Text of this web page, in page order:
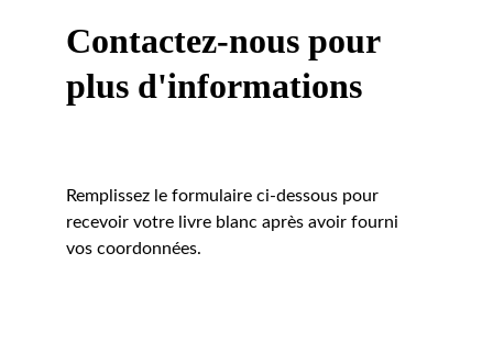
Contactez-nous pour
plus d'informations
Remplissez le formulaire ci-dessous pour
recevoir votre livre blanc après avoir fourni
vos coordonnées.